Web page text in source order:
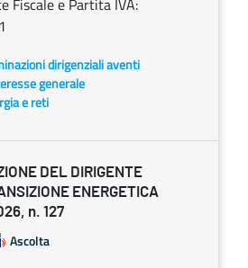
Fiscale e Partita IVA:
dirigenziali aventi
generale
e reti
DEL DIRIGENTE
ENERGETICA
n. 127
Ascolta